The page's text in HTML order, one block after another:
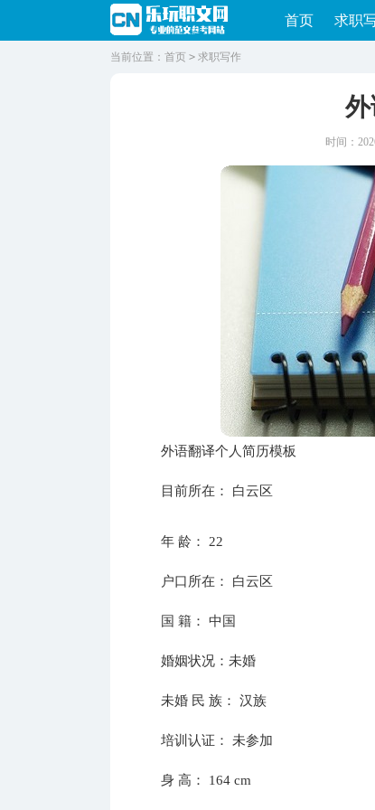
首页 求职
当前位置： 首页 > 求职写作
时间：
外语翻译个人简历模板
目前所在： 白云区
年 龄： 22
户口所在： 白云区
国 籍： 中国
婚姻状况：未婚
未婚 民 族： 汉族
培训认证： 未参加
身 高： 164 cm